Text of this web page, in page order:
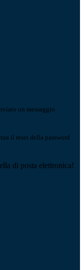
un messaggio
il reset della password
di posta elettronica!